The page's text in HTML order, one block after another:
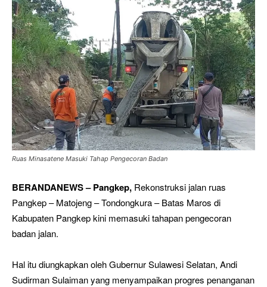
Ruas Minasatene Masuki Tahap Pengecoran Badan
BERANDANEWS – Pangkep, Rekonstruksi jalan ruas
Pangkep – Matojeng – Tondongkura – Batas Maros di
Kabupaten Pangkep kini memasuki tahapan pengecoran
badan jalan.
Hal itu diungkapkan oleh Gubernur Sulawesi Selatan, Andi
Sudirman Sulaiman yang menyampaikan progres penanganan